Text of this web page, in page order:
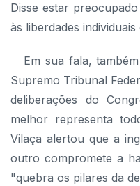
Disse estar
às liberdades
Em sua fala,
Supremo Tribunal
deliberações do
melhor representa
Vilaça alertou que a
outro compromete a
"quebra os pilares da